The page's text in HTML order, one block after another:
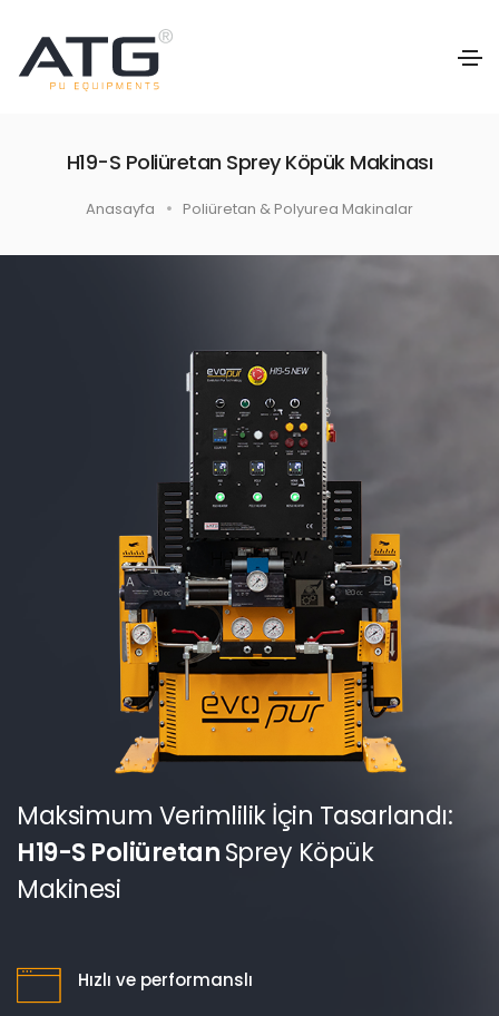
H19-S Poliüretan Sprey Köpük Makinası
Anasayfa Poliüretan & Polyurea Makinalar
Maksimum Verimlilik İçin Tasarlandı:
H19-S PoliüretanSprey Köpük
Makinesi
Hızlı ve performanslı